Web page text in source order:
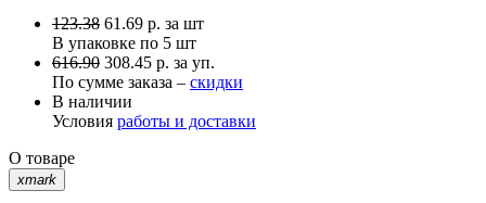
123.38 61.69 р. за шт
В упаковке по 5 шт
616.90 308.45 р. за уп.
По сумме заказа – скидки
В наличии
Условия работы и доставки
О товаре
xmark